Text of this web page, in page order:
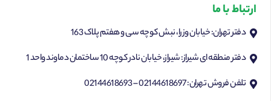
ارتباط با ما
دفتر تهران: خیابان وزرا، نبش کوچه سی و هفتم پلاک 163
دفتر منطقه ای شیراز: شیراز، خیابان نادر کوچه 10 ساختمان دماوند واحد 1
تلفن فروش تهران: 02144618697 – 02144618693